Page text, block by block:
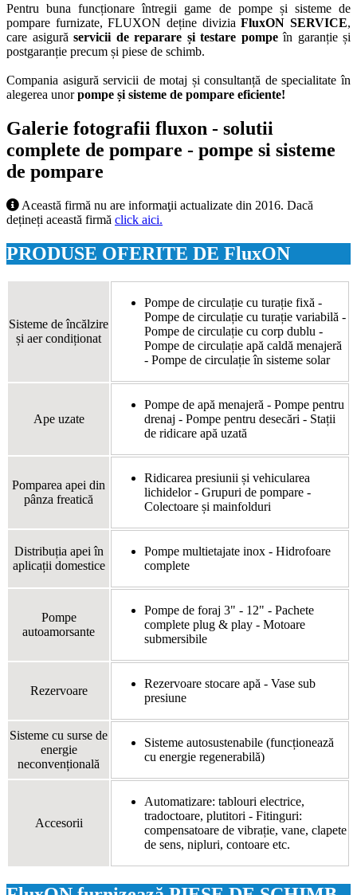
Pentru buna funcționare întregii game de pompe și sisteme de
pompare furnizate, FLUXON deține diviziaFluxON SERVICE,
care asigură servicii de reparare și testare pompeîn garanție și
postgaranție precum și piese de schimb.
Compania asigură servicii de motaj și consultanță de specialitate în
alegerea unorpompe și sisteme de pompare eficiente!
Galerie fotografii fluxon - solutii
complete de pompare - pompe si sisteme
de pompare
Această firmă nu are informaţii actualizate din 2016. Dacă
dețineți această firmă click aici.
PRODUSE OFERITE DE FluxON
Sisteme de încălzire
și aer condiționat
Pompe de circulație cu turație fixă -
Pompe de circulație cu turație variabilă -
Pompe de circulație cu corp dublu -
Pompe de circulație apă caldă menajeră
- Pompe de circulație în sisteme solar
Ape uzate
Pompe de apă menajeră - Pompe pentru
drenaj - Pompe pentru desecări - Stații
de ridicare apă uzată
Pomparea apei din
pânza freatică
Ridicarea presiunii și vehicularea
lichidelor - Grupuri de pompare -
Colectoare și mainfolduri
Distribuția apei în
aplicații domestice
Pompe multietajate inox - Hidrofoare
complete
Pompe
autoamorsante
Pompe de foraj 3" - 12" - Pachete
complete plug & play - Motoare
submersibile
Rezervoare
Rezervoare stocare apă - Vase sub
presiune
Sisteme cu surse de
energie
neconvențională
Sisteme autosustenabile (funcționează
cu energie regenerabilă)
Accesorii
Automatizare: tablouri electrice,
tradoctoare, plutitori - Fitinguri:
compensatoare de vibrație, vane, clapete
de sens, nipluri, contoare etc.